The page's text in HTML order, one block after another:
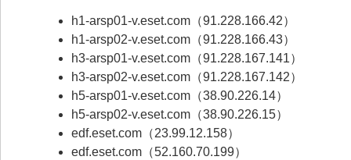
h1-arsp01-v.eset.com（91.228.166.42）
h1-arsp02-v.eset.com（91.228.166.43）
h3-arsp01-v.eset.com（91.228.167.141）
h3-arsp02-v.eset.com（91.228.167.142）
h5-arsp01-v.eset.com（38.90.226.14）
h5-arsp02-v.eset.com（38.90.226.15）
edf.eset.com（23.99.12.158）
edf.eset.com（52.160.70.199）